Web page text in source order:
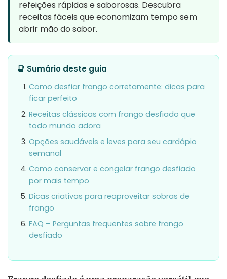
refeições rápidas e saborosas. Descubra
receitas fáceis que economizam tempo sem
abrir mão do sabor.
📑 Sumário deste guia
Como desfiar frango corretamente: dicas para
ficar perfeito
Receitas clássicas com frango desfiado que
todo mundo adora
Opções saudáveis e leves para seu cardápio
semanal
Como conservar e congelar frango desfiado
por mais tempo
Dicas criativas para reaproveitar sobras de
frango
FAQ – Perguntas frequentes sobre frango
desfiado